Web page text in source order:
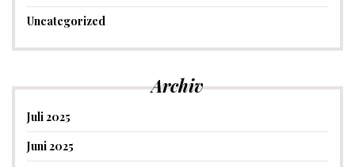
Uncategorized
Archiv
Juli 2025
Juni 2025